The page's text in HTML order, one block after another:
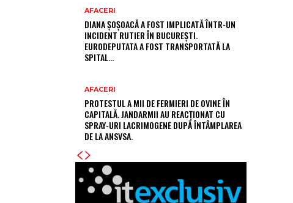
AFACERI
DIANA ȘOȘOACĂ A FOST IMPLICATĂ ÎNTR-UN
INCIDENT RUTIER ÎN BUCUREȘTI.
EURODEPUTATA A FOST TRANSPORTATĂ LA
SPITAL…
AFACERI
PROTESTUL A MII DE FERMIERI DE OVINE ÎN
CAPITALĂ. JANDARMII AU REACȚIONAT CU
SPRAY-URI LACRIMOGENE DUPĂ ÎNTÂMPLAREA
DE LA ANSVSA.